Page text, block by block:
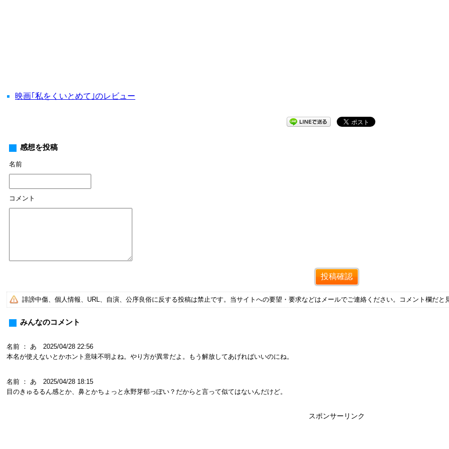
映画｢私をくいとめて｣のレビュー
感想を投稿
名前
コメント
誹謗中傷、個人情報、URL、自演、公序良俗に反する投稿は禁止です。当サイトへの要望・要求などはメールでご連絡ください。コメント欄だと
みんなのコメント
名前 ： あ 2025/04/28 22:56
本名が使えないとかホント意味不明よね。やり方が異常だよ。もう解放してあげればいいのにね。
名前 ： あ 2025/04/28 18:15
目のきゅるるん感とか、鼻とかちょっと永野芽郁っぽい？だからと言って似てはないんだけど。
スポンサーリンク